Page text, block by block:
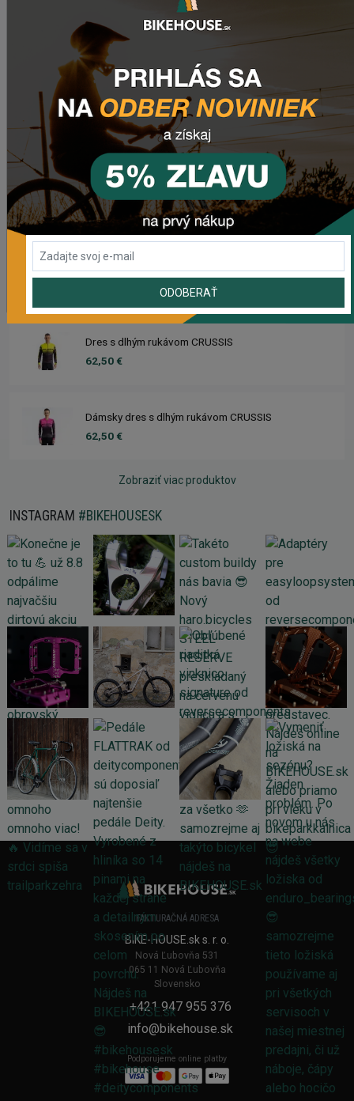
Predné svetlo CRUSSIS CRS 1200
74,95 €
Zadné svetlo CRUSSIS CRS 20
20,50 €
Dres CRUSSIS
66,50 €
Dres s dlhým rukávom CRUSSIS
62,50 €
Dámsky dres s dlhým rukávom CRUSSIS
62,50 €
Zobraziť viac produktov
INSTAGRAM #BIKEHOUSESK
FAKTURAČNÁ ADRESA
BIKE-HOUSE.sk s. r. o.
Nová Ľubovňa 531
065 11 Nová Ľubovňa
Slovensko
+421 947 955 376
info@bikehouse.sk
Podporujeme online platby
ODOBERAŤ